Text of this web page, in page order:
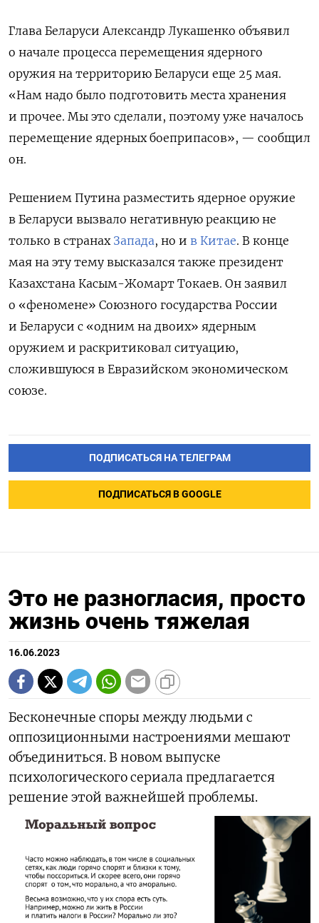
Глава Беларуси Александр Лукашенко объявил
о начале процесса перемещения ядерного
оружия на территорию Беларуси еще 25 мая.
«Нам надо было подготовить места хранения
и прочее. Мы это сделали, поэтому уже началось
перемещение ядерных боеприпасов», — сообщил
он.
Решением Путина разместить ядерное оружие
в Беларуси вызвало негативную реакцию не
только в странах Запада, но и в Китае. В конце
мая на эту тему высказался также президент
Казахстана Касым-Жомарт Токаев. Он заявил
о «феномене» Союзного государства России
и Беларуси с «одним на двоих» ядерным
оружием и раскритиковал ситуацию,
сложившуюся в Евразийском экономическом
союзе.
ПОДПИСАТЬСЯ НА ТЕЛЕГРАМ
ПОДПИСАТЬСЯ В GOOGLE
Это не разногласия, просто
жизнь очень тяжелая
16.06.2023
Бесконечные споры между людьми с
оппозиционными настроениями мешают
объединиться. В новом выпуске
психологического сериала предлагается
решение этой важнейшей проблемы.